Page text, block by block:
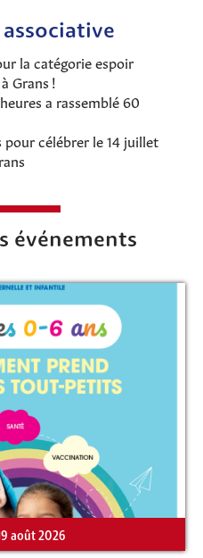
la catégorie espoir
Grans !
a rassemblé 60
pour célébrer le 14 juillet
événements
août 2026